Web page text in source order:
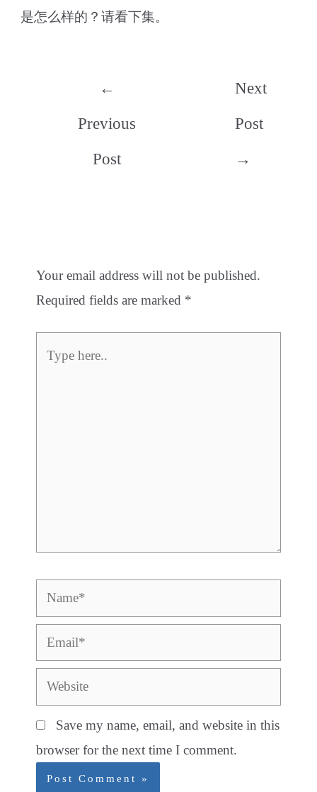
是怎么样的？请看下集。
←
Previous
Post
Next
Post
→
Your email address will not be published.
Required fields are marked *
Name*
Email*
Website
Save my name, email, and website in this
browser for the next time I comment.